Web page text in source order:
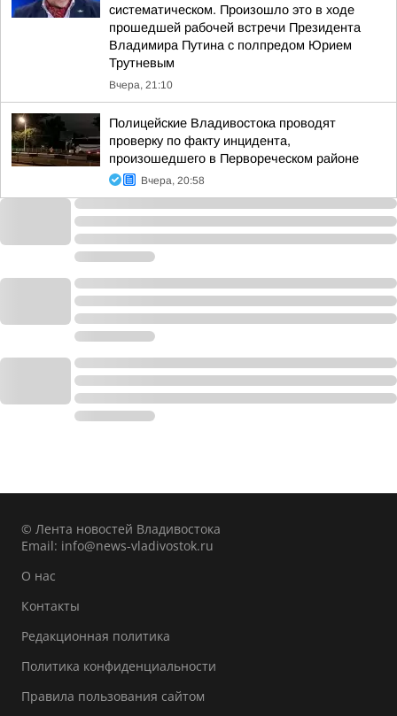
систематическом. Произошло это в ходе
прошедшей рабочей встречи Президента
Владимира Путина с полпредом Юрием
Трутневым
Вчера, 21:10
Полицейские Владивостока проводят
проверку по факту инцидента,
произошедшего в Первореческом районе
Вчера, 20:58
© Лента новостей Владивостока
Email: info@news-vladivostok.ru
О нас
Контакты
Редакционная политика
Политика конфиденциальности
Правила пользования сайтом